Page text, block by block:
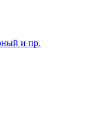
и пр.